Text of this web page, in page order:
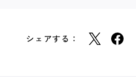
シェアする：